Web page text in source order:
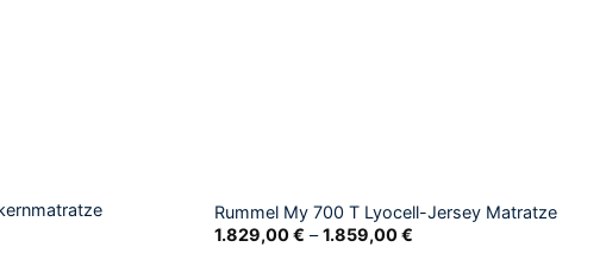
Rummel My 700 T Lyocell-Jersey Matratze
1.829,00€ –1.859,00€